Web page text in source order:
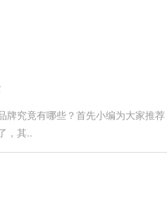
牌究竟有哪些？首先小编为大家推荐
，其..